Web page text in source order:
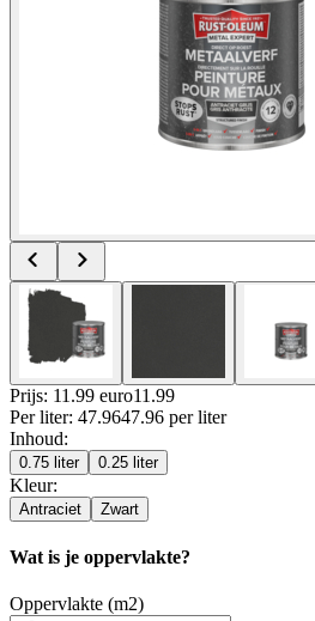
Prijs: 11.99 euro11 .99
Per liter: 47.9647.96 per liter
Inhoud:
0.75 liter 0.25 liter
Kleur:
Antraciet Zwart
Wat is je oppervlakte?
Oppervlakte (m2)